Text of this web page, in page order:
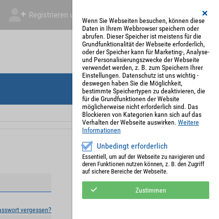
Registrieren und Angebot abgeben Mein Account
vergessen?
Wenn Sie Webseiten besuchen, können diese
Daten in Ihrem Webbrowser speichern oder
abrufen. Dieser Speicher ist meistens für die
Grundfunktionalität der Webseite erforderlich,
oder der Speicher kann für Marketing-, Analyse-
und Personalisierungszwecke der Webseite
verwendet werden, z. B. zum Speichern Ihrer
Einstellungen. Datenschutz ist uns wichtig -
deswegen haben Sie die Möglichkeit,
bestimmte Speichertypen zu deaktivieren, die
für die Grundfunktionen der Website
möglicherweise nicht erforderlich sind. Das
Blockieren von Kategorien kann sich auf das
Verhalten der Webseite auswirken. Weitere
Informationen
Unbedingt erforderlich
Essentiell, um auf der Webseite zu navigieren und
deren Funktionen nutzen können, z. B. den Zugriff
auf sichere Bereiche der Webseite.
Zustimmen